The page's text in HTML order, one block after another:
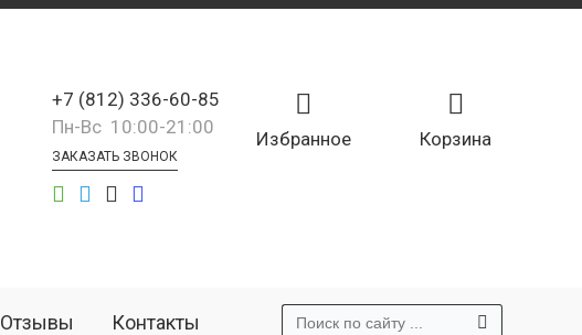
Корзина
Избранное
+7 (812) 336-60-85
Пн-Вс 10:00-21:00
ЗАКАЗАТЬ ЗВОНОК
Отзывы Контакты